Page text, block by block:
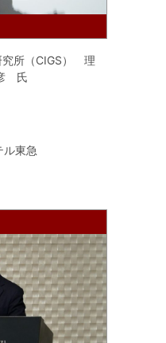
究所（CIGS） 理
氏
ル東急